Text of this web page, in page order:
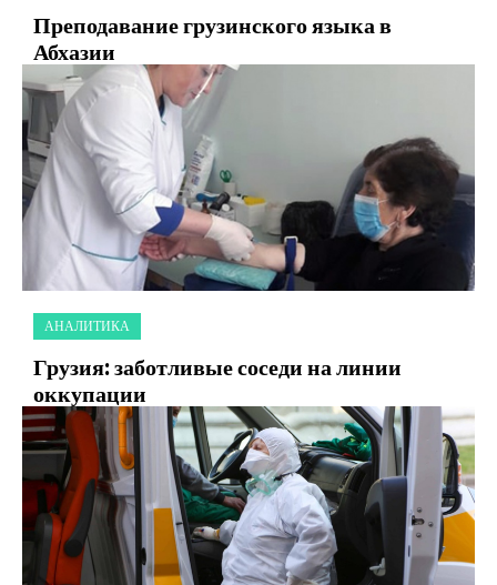
Преподавание грузинского языка в
Абхазии
АНАЛИТИКА
Грузия: заботливые соседи на линии
оккупации